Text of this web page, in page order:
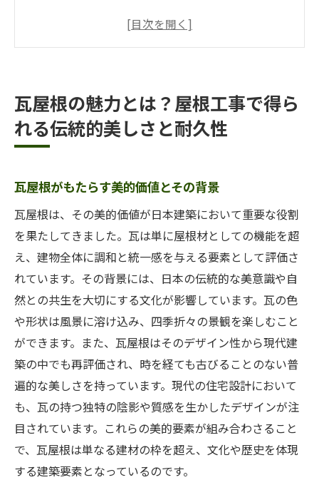
風雨に強い瓦の特性と耐久性の理由
瓦の種類とその耐久性の違いについて
長持ちする瓦屋根の選び方と工事のポイン
屋根工事で瓦を選ぶ理由：美しさと機能性を両
瓦の美しさと機能性を兼ね備えた選び方
なぜ瓦が屋根工事で選ばれるのか
瓦の種類ごとの特徴と選び方のポイント
屋根工事における瓦の組み合わせとデザイ
ン
瓦を用いた屋根工事のメリットとデメリッ
ト
伝統を守りつつ機能性を高める瓦の選び方
初めての屋根工事でも安心！瓦屋根の施工ポイ
ント徹底解説
初めての方でもわかる瓦屋根工事の流れ
瓦屋根の魅力とは？屋根工事で得ら
れる伝統的美しさと耐久性
瓦屋根がもたらす美的価値とその背景
瓦屋根は、その美的価値が日本建築において重要な役割
を果たしてきました。瓦は単に屋根材としての機能を超
え、建物全体に調和と統一感を与える要素として評価さ
れています。その背景には、日本の伝統的な美意識や自
然との共生を大切にする文化が影響しています。瓦の色
や形状は風景に溶け込み、四季折々の景観を楽しむこと
ができます。また、瓦屋根はそのデザイン性から現代建
築の中でも再評価され、時を経ても古びることのない普
遍的な美しさを持っています。現代の住宅設計において
も、瓦の持つ独特の陰影や質感を生かしたデザインが注
目されています。これらの美的要素が組み合わさること
で、瓦屋根は単なる建材の枠を超え、文化や歴史を体現
する建築要素となっているのです。